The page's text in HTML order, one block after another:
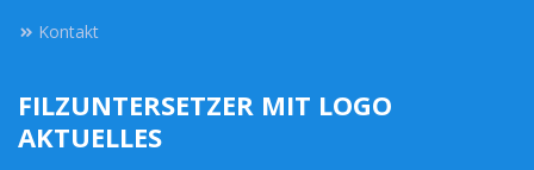
Kontakt
FILZUNTERSETZER MIT LOGO
AKTUELLES